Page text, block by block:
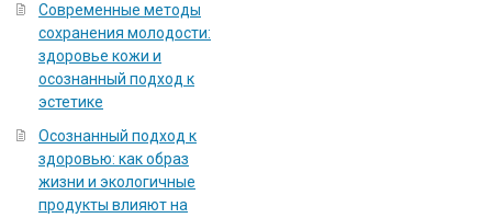
Современные методы
сохранения молодости:
здоровье кожи и
осознанный подход к
эстетике
Осознанный подход к
здоровью: как образ
жизни и экологичные
продукты влияют на